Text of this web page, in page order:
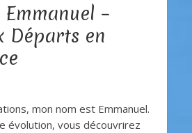
Emmanuel –
Départs en
mon nom est Emmanuel.
évolution, vous découvrirez